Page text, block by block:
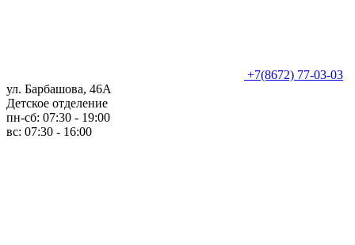
+7(8672) 77-03-03
ул. Барбашова, 46А
Детское отделение
пн-сб: 07:30 - 19:00
вс: 07:30 - 16:00